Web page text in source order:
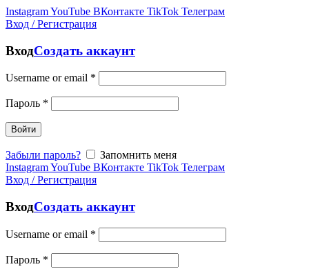
InstagramYouTube ВКонтакте TikTok Телеграм
Вход / Регистрация
ВходСоздать аккаунт
Username or email *
Пароль *
Войти
Забыли пароль?
Запомнить меня
InstagramYouTube ВКонтакте TikTok Телеграм
Вход / Регистрация
ВходСоздать аккаунт
Username or email *
Пароль *